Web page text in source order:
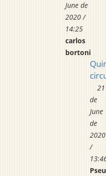
June de
2020 /
14:25
carlos
bortoni
21
de
June
de
2020
/